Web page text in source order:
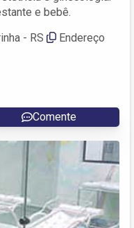
e bebê.
- RS
Endereço
Comente